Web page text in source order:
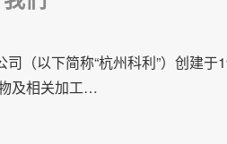
（以下简称“杭州科利”）创建于
及相关加工…